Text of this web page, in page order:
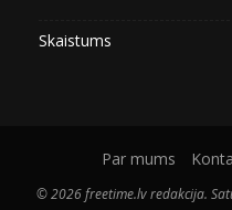
Skaistums
Par mums
© 2026 freetime.lv redakcija.